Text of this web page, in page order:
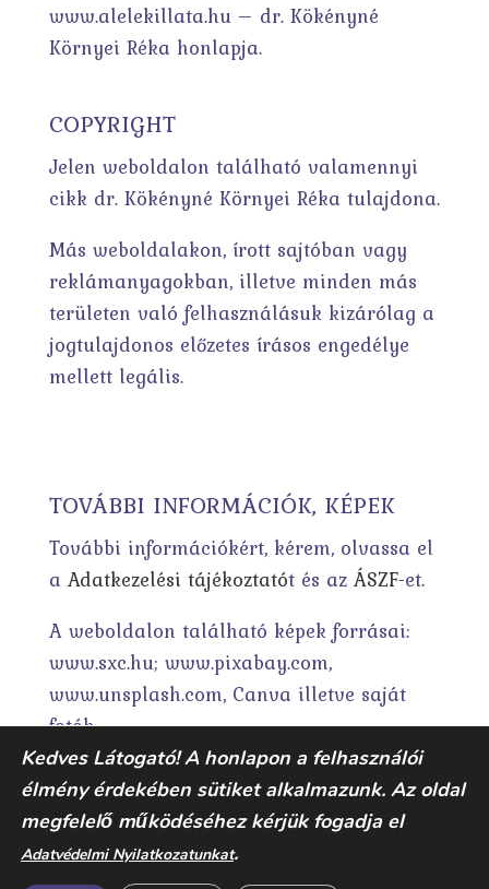
www.alelekillata.hu – dr. Kökényné
Környei Réka honlapja.
COPYRIGHT
Jelen weboldalon található valamennyi
cikk dr. Kökényné Környei Réka tulajdona.
Más weboldalakon, írott sajtóban vagy
reklámanyagokban, illetve minden más
területen való felhasználásuk kizárólag a
jogtulajdonos előzetes írásos engedélye
mellett legális.
TOVÁBBI INFORMÁCIÓK, KÉPEK
További információkért, kérem, olvassa el
a Adatkezelési tájékoztatót és az ÁSZF-et.
A weboldalon található képek forrásai:
www.sxc.hu; www.pixabay.com,
www.unsplash.com, Canva illetve saját
fotók.
Kedves Látogató! A honlapon a felhasználói
élmény érdekében sütiket alkalmazunk. Az oldal
megfelelő működéséhez kérjük fogadja el
Adatvédelmi Nyilatkozatunkat.